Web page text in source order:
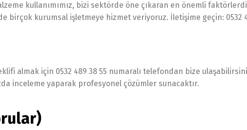
kullanımımız, bizi sektörde öne çıkaran en önemli
birçok kurumsal işletmeye hizmet veriyoruz. İletişime geçin: 0532
almak için 0532 489 38 55 numaralı telefondan bize
inceleme yaparak profesyonel çözümler sunacaktır.